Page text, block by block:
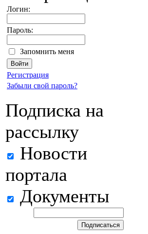
Логин:
Пароль:
Запомнить меня
Регистрация
Забыли свой пароль?
Подписка на
рассылку
Новости
портала
Документы